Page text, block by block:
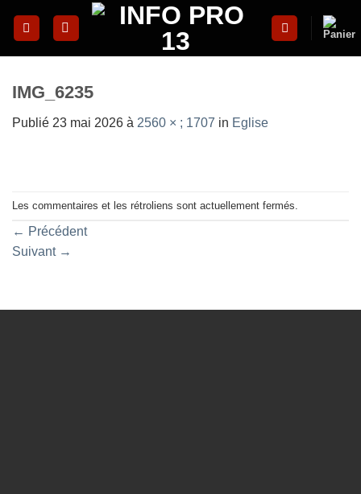
IMG_6235
Publié 23 mai 2026 à 2560 × ; 1707 in Eglise
Les commentaires et les rétroliens sont actuellement fermés.
← Précédent
Suivant →